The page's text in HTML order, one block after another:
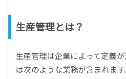
生産管理とは？
生産管理は企業によって定義
は次のような業務が含まれます